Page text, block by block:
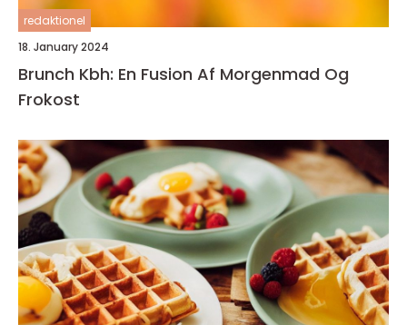
redaktionel
18. January 2024
Brunch Kbh: En Fusion Af Morgenmad Og
Frokost